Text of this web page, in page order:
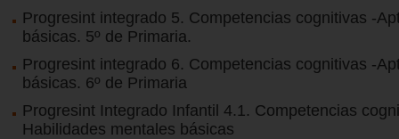
Progresint integrado 5. Competencias cognitivas -
básicas. 5º de Primaria.
Progresint integrado 6. Competencias cognitivas -
básicas. 6º de Primaria
Progresint Integrado Infantil 4.1. Competencias
Habilidades mentales básicas